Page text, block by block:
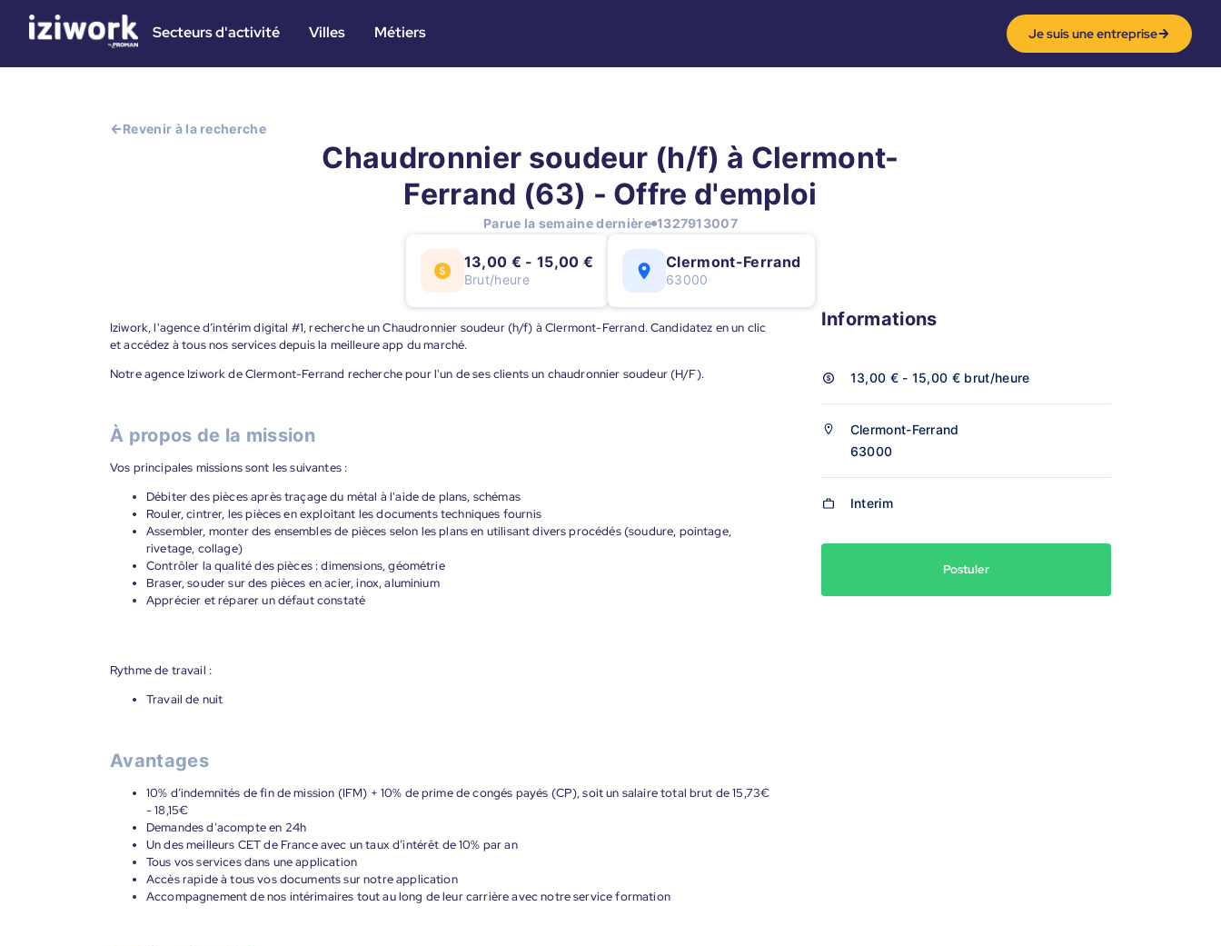
Secteurs d'activité Villes Métiers Je suis une entreprise
Revenir à la recherche
Chaudronnier soudeur (h/f) à Clermont-
Ferrand (63) - Offre d'emploi
Parue la semaine dernière 1327913007
13,00 € - 15,00 €
Brut/heure
Clermont-Ferrand
63000
Iziwork, l'agence d’intérim digital #1, recherche un Chaudronnier soudeur (h/f) à Clermont-Ferrand. Candidatez en un clic
et accédez à tous nos services depuis la meilleure app du marché.
Notre agence Iziwork de Clermont-Ferrand recherche pour l'un de ses clients un chaudronnier soudeur (H/F).
À propos de la mission
Vos principales missions sont les suivantes :
Débiter des pièces après traçage du métal à l'aide de plans, schémas
Rouler, cintrer, les pièces en exploitant les documents techniques fournis
Assembler, monter des ensembles de pièces selon les plans en utilisant divers procédés (soudure, pointage,
rivetage, collage)
Contrôler la qualité des pièces : dimensions, géométrie
Braser, souder sur des pièces en acier, inox, aluminium
Apprécier et réparer un défaut constaté
Rythme de travail :
Travail de nuit
Avantages
10% d’indemnités de fin de mission (IFM) + 10% de prime de congés payés (CP), soit un salaire total brut de 15,73€
- 18,15€
Demandes d’acompte en 24h
Un des meilleurs CET de France avec un taux d’intérêt de 10% par an
Tous vos services dans une application
Accès rapide à tous vos documents sur notre application
Accompagnement de nos intérimaires tout au long de leur carrière avec notre service formation
Informations
13,00 € - 15,00 € brut/heure
Clermont-Ferrand
63000
Interim
Postuler